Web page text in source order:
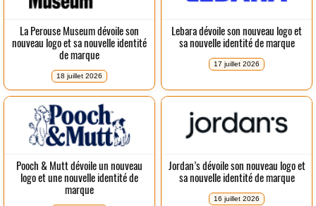
La Perouse Museum dévoile son
nouveau logo et sa nouvelle identité
de marque
18 juillet 2026
Lebara dévoile son nouveau logo et
sa nouvelle identité de marque
17 juillet 2026
Pooch & Mutt dévoile un nouveau
logo et une nouvelle identité de
marque
Jordan’s dévoile son nouveau logo et
sa nouvelle identité de marque
16 juillet 2026